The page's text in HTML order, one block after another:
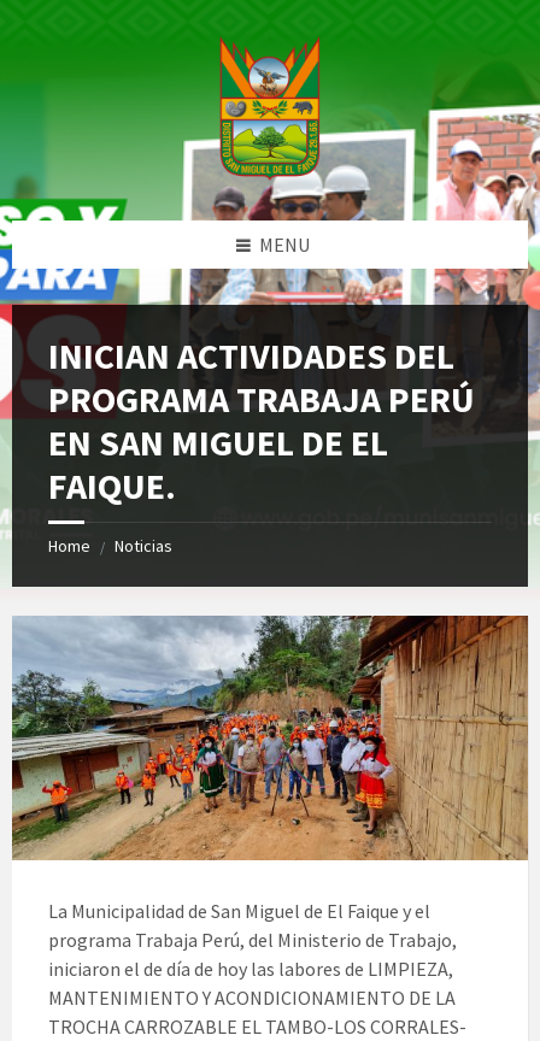
MENU
INICIAN ACTIVIDADES DEL
PROGRAMA TRABAJA PERÚ
EN SAN MIGUEL DE EL
FAIQUE.
Home / Noticias
La Municipalidad de San Miguel de El Faique y el
programa Trabaja Perú, del Ministerio de Trabajo,
iniciaron el de día de hoy las labores de LIMPIEZA,
MANTENIMIENTO Y ACONDICIONAMIENTO DE LA
TROCHA CARROZABLE EL TAMBO-LOS CORRALES-